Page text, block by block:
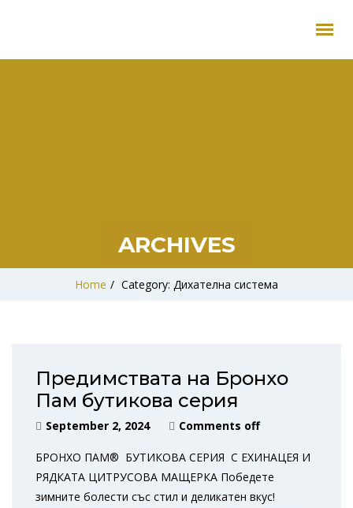
ARCHIVES
Home / Category: Дихателна система
Предимствата на Бронхо
Пам бутикова серия
September 2, 2024 Comments off
БРОНХО ПАМ® БУТИКОВА СЕРИЯ С ЕХИНАЦЕЯ И
РЯДКАТА ЦИТРУСОВА МАЩЕРКА Победете
зимните болести със стил и деликатен вкус!